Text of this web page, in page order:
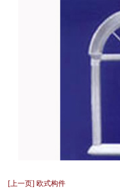
[上一页] 欧式构件